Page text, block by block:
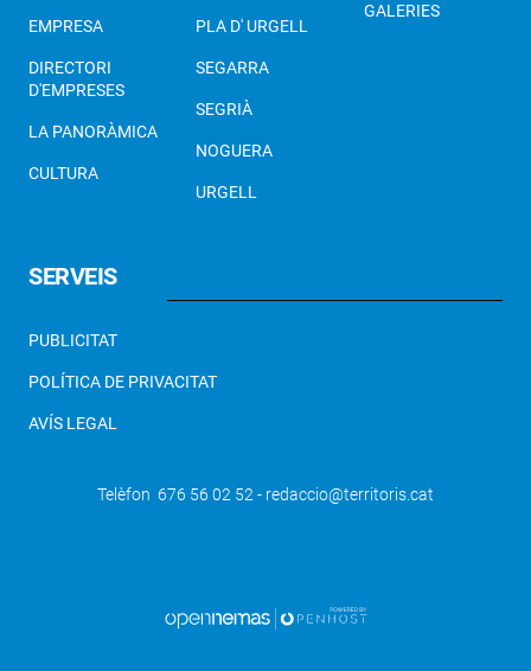
EMPRESA
DIRECTORI
D'EMPRESES
LA PANORÀMICA
CULTURA
PLA D' URGELL
SEGARRA
SEGRIÀ
NOGUERA
URGELL
GALERIES
SERVEIS
PUBLICITAT
POLÍTICA DE PRIVACITAT
AVÍS LEGAL
Telèfon 676 56 02 52 - redaccio@territoris.cat